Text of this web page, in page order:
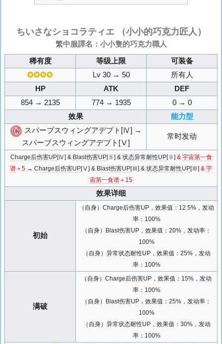
ちいさなショコラティエ（小小的巧克力匠人）
繁中服譯名：小小隻的巧克力職人
稀有度 等级上限
可装备
✸✸✸✸
Lv 30 → 50
所有人
HP
ATK
DEF
854 → 2135
774 → 1935
0 → 0
效果
能力型
スパーブスウィングアデプト[Ⅳ] →
スパーブスウィングアデプト[Ⅴ]
常时发动
Charge后伤害UP[Ⅳ] & Blast伤害UP[Ⅱ] & 状态异常耐性UP[Ⅱ] & 宇宙第一食
谱 ＋5 → Charge后伤害UP[Ⅴ] & Blast伤害UP[Ⅲ] & 状态异常耐性UP[Ⅲ] & 宇
宙第一食谱 ＋15
效果详细
初始
（自身）Charge后伤害UP，效果值：12.5%，发动
率：100%
（自身）Blast伤害UP，效果值：20%，发动率：
100%
（自身）异常状态耐性UP，效果值：25%，发动
率：100%
满破
（自身）Charge后伤害UP，效果值：15%，发动
率：100%
（自身）Blast伤害UP，效果值：25%，发动率：
100%
（自身）异常状态耐性UP，效果值：30%，发动
率：100%